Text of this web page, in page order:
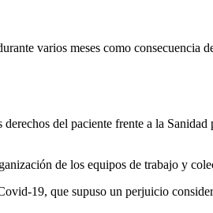
varios meses como consecuencia
del paciente frente a la
de los equipos de trabajo y
19, que supuso un perjuicio